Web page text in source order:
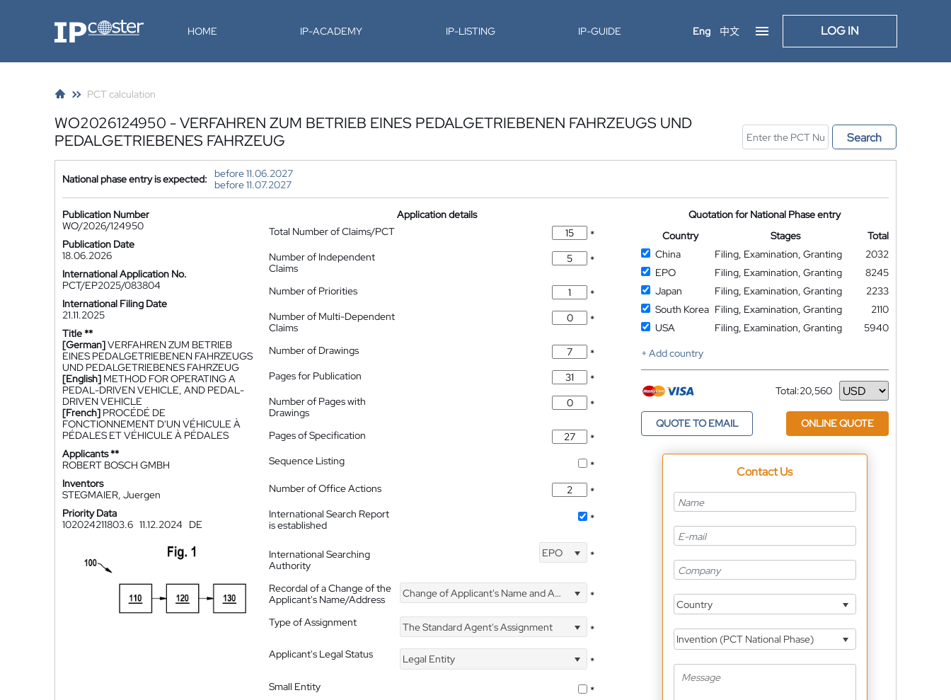
IP-Coster HOME IP-ACADEMY IP-LISTING IP-GUIDE Eng 中文 LOG IN
PCT calculation
WO2026124950 - VERFAHREN ZUM BETRIEB EINES PEDALGETRIEBENEN FAHRZEUGS UND
PEDALGETRIEBENES FAHRZEUG
Search
National phase entry is expected:
before 11.06.2027
before 11.07.2027
Publication Number
WO/2026/124950
Publication Date
18.06.2026
International Application No.
PCT/EP2025/083804
International Filing Date
21.11.2025
Title **
[German]VERFAHREN ZUM BETRIEB
EINES PEDALGETRIEBENEN FAHRZEUGS
UND PEDALGETRIEBENES FAHRZEUG
[English] METHOD FOR OPERATING A
PEDAL-DRIVEN VEHICLE, AND PEDAL-
DRIVEN VEHICLE
[French] PROCÉDÉ DE
FONCTIONNEMENT D'UN VÉHICULE À
PÉDALES ET VÉHICULE À PÉDALES
Applicants **
ROBERT BOSCH GMBH
Inventors
STEGMAIER, Juergen
Priority Data
102024211803.6 11.12.2024 DE
Application details
Total Number of Claims/PCT
*
Number of Independent
Claims
*
Number of Priorities
*
Number of Multi-Dependent
Claims
*
Number of Drawings
*
Pages for Publication
*
Number of Pages with
Drawings
*
Pages of Specification
*
Sequence Listing
*
Number of Office Actions
*
International Search Report
is established
*
International Searching
Authority
EPO *
Recordal of a Change of the
Applicant's Name/Address
Change of Applicant's Name and Address *
Type of Assignment The Standard Agent's Assignment
*
Applicant's Legal Status
Legal Entity
*
Small Entity
*
Quotation for National Phase entry
Country
Stages
Total
China
Filing, Examination, Granting
2032
EPO
Filing, Examination, Granting
8245
Japan
Filing, Examination, Granting
2233
South Korea Filing, Examination, Granting
2110
USA
Filing, Examination, Granting
5940
+ Add country
Total:20,560
Currency
QUOTE TO EMAIL ONLINE QUOTE
Contact Us
Country
Invention (PCT National Phase)